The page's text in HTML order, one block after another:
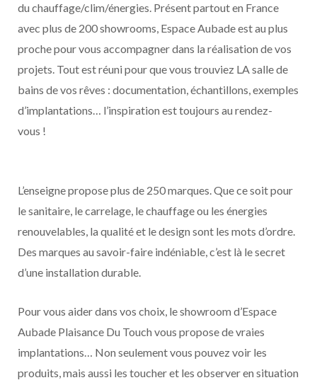
du chauffage/clim/énergies. Présent partout en France
avec plus de 200 showrooms, Espace Aubade est au plus
proche pour vous accompagner dans la réalisation de vos
projets. Tout est réuni pour que vous trouviez LA salle de
bains de vos rêves : documentation, échantillons, exemples
d’implantations… l’inspiration est toujours au rendez-
vous !
L’enseigne propose plus de 250 marques. Que ce soit pour
le sanitaire, le carrelage, le chauffage ou les énergies
renouvelables, la qualité et le design sont les mots d’ordre.
Des marques au savoir-faire indéniable, c’est là le secret
d’une installation durable.
Pour vous aider dans vos choix, le showroom d’Espace
Aubade Plaisance Du Touch vous propose de vraies
implantations… Non seulement vous pouvez voir les
produits, mais aussi les toucher et les observer en situation